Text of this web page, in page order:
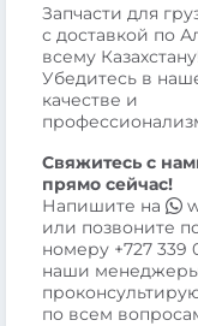
Запчасти для
с доставкой по
всему
Убедитесь в
качестве и
Свяжитесь с
прямо сейчас!
Напишите на
или позвоните
номеру +727 339
наши
по всем